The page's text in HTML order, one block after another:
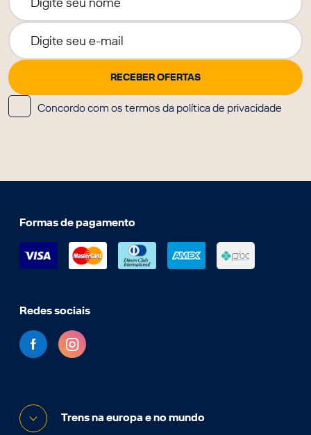
Concordo com os termos da política de privacidade
Formas de pagamento
Redes sociais
Trens na europa e no mundo